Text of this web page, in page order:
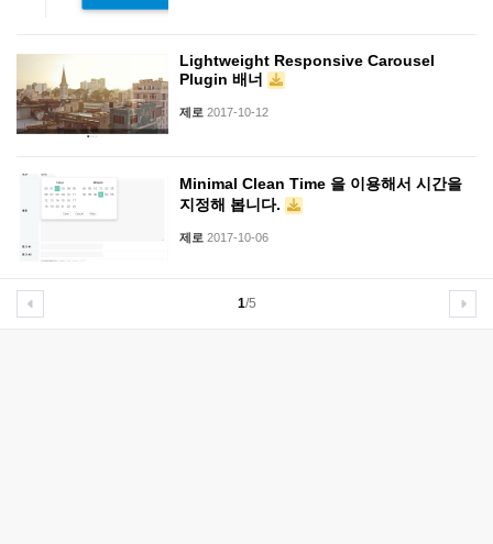
Lightweight Responsive Carousel
Plugin 배너
제로 2017-10-12
Minimal Clean Time 을 이용해서 시간을
지정해 봅니다.
제로 2017-10-06
1/5